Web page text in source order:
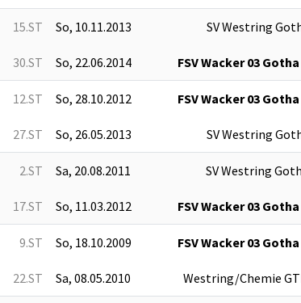
15.ST So, 10.11.2013 SV Westring
30.ST So, 22.06.2014 FSV Wacker 03
12.ST So, 28.10.2012 FSV Wacker 03
27.ST So, 26.05.2013 SV Westring
2.ST Sa, 20.08.2011 SV Westring
17.ST So, 11.03.2012 FSV Wacker 03
9.ST So, 18.10.2009 FSV Wacker 03
22.ST Sa, 08.05.2010 Westring/Chemie